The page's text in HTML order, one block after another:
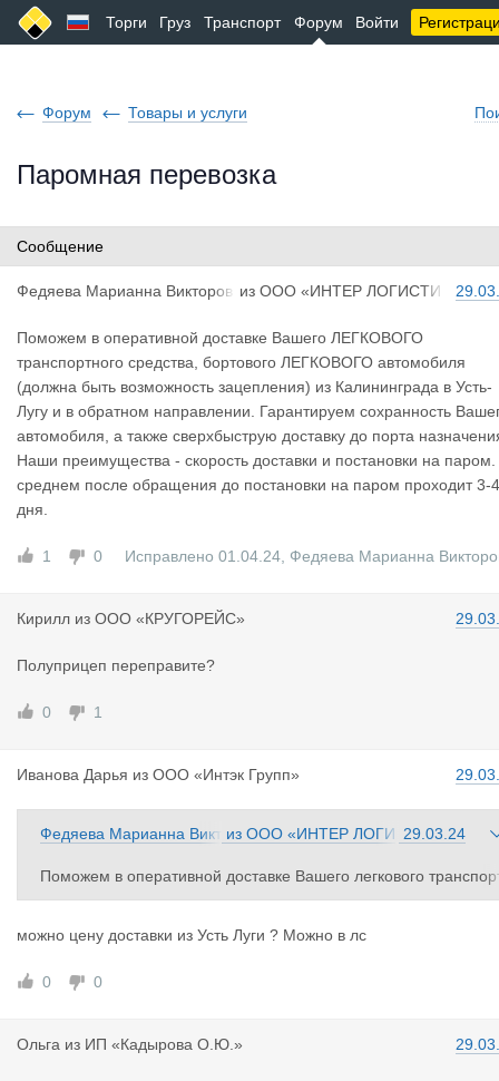
Торги Груз Транспорт Форум Войти
Форум Товары и услуги
Паромная перевозка
Сообщение
Федяева Марианна Викторов из ООО «ИНТЕР ЛОГИСТИ
Поможем в оперативной доставке Вашего ЛЕГКОВОГО
транспортного средства, бортового ЛЕГКОВОГО автомобиля
(должна быть возможность зацепления) из Калининграда в Усть-
Лугу и в обратном направлении. Гарантируем сохранность
автомобиля, а также сверхбыструю доставку до порта
Наши преимущества - скорость доставки и постановки на
среднем после обращения до постановки на паром проходит 3-4
дня.
1 0 Исправлено 01.04.24 Федяева Марианна
Кирилл из ООО «КРУГОРЕЙС»
Полуприцеп переправите?
0 1
Иванова Дарья из ООО «Интэк Групп»
Федяева Марианна Викт из ООО «ИНТЕР ЛОГИ 29.03.24
Поможем в оперативной доставке Вашего легкового
ного средства, бортового легкового автомобиля или
Усть-Лугу и в обратном направлении. Гарантируем
ь Вашего автомобиля, а также сверхбыструю доставку до порт
на паром проходит 3-4 дня.
можно цену доставки из Усть Луги ? Можно в лс
0 0
Ольга из ИП «Кадырова О.Ю.»